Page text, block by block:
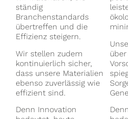
ständig
Branchenstandards
übertreffen und die
Effizienz steigern.
Wir stellen zudem
kontinuierlich sicher,
dass unsere Materialien
ebenso zuverlässig wie
effizient sind.
Denn Innovation